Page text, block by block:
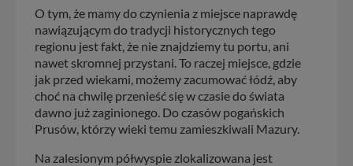
O tym, że mamy do czynienia z miejsce naprawdę
nawiązującym do tradycji historycznych tego
regionu jest fakt, że nie znajdziemy tu portu, ani
nawet skromnej przystani. To raczej miejsce, gdzie
jak przed wiekami, możemy zacumować łódź, aby
choć na chwilę przenieść się w czasie do świata
dawno już zaginionego. Do czasów pogańskich
Prusów, którzy wieki temu zamieszkiwali Mazury.
Na zalesionym półwyspie zlokalizowana jest